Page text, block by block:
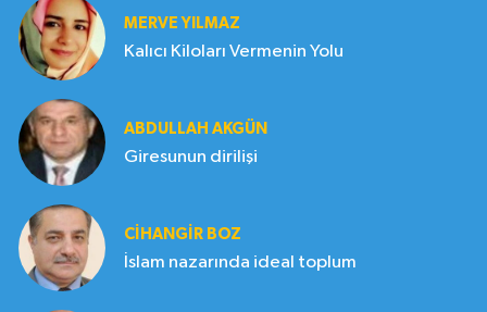
MERVE YILMAZ
Kalıcı Kiloları Vermenin Yolu
ABDULLAH AKGÜN
Giresunun dirilişi
CIHANGIR BOZ
İslam nazarında ideal toplum